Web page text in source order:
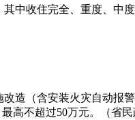
中收住完全、重度、中
造（含安装火灾自动报
高不超过50万元。（省